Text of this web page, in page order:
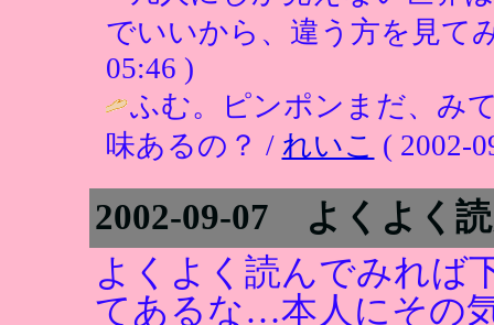
でいいから、違う方を見て
05:46 )
ふむ。ピンポンまだ、み
味あるの？ / れいこ ( 2002-
2002-09-07 よくよく
よくよく読んでみれば
てあるな…本人にその